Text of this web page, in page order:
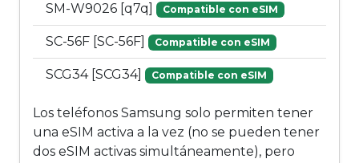
SM-W9026 [q7q] Compatible con eSIM
SC-56F [SC-56F] Compatible con eSIM
SCG34 [SCG34] Compatible con eSIM
Los teléfonos Samsung solo permiten tener
una eSIM activa a la vez (no se pueden tener
dos eSIM activas simultáneamente), pero